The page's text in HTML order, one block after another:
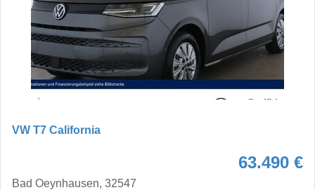
VW T7 California
63.490 €
Bad Oeynhausen, 32547